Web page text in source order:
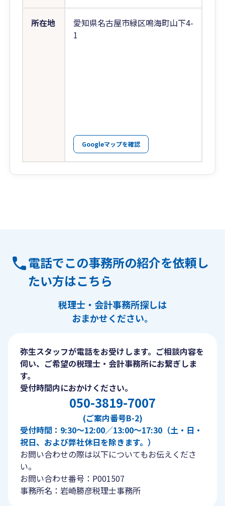
所在地
愛知県名古屋市緑区鳴海町山下4-
1
Googleマップを確認
電話でこの事務所の紹介を依頼し
たい方はこちら
税理士・会計事務所探しは
おまかせください。
弥生スタッフが電話をお受けします。ご相談内容を
伺い、ご希望の税理士・会計事務所にお繋ぎしま
す。
受付時間内におかけください。
050-3819-7007
(ご案内番号B-2)
受付時間：9:30〜12:00／13:00〜17:30（土・日・
祝日、および弊社休日を除きます。）
お問い合わせの際は以下についてもお伝えくださ
い。
お問い合わせ番号：P001507
事務所名：岩崎勝彦税理士事務所